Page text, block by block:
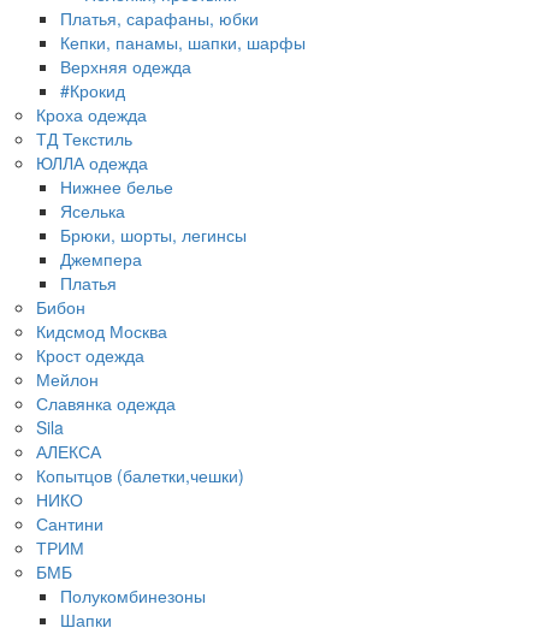
Платья, сарафаны, юбки
Кепки, панамы, шапки, шарфы
Верхняя одежда
#Крокид
Кроха одежда
ТД Текстиль
ЮЛЛА одежда
Нижнее белье
Яселька
Брюки, шорты, легинсы
Джемпера
Платья
Бибон
Кидсмод Москва
Крост одежда
Мейлон
Славянка одежда
Sila
АЛЕКСА
Копытцов (балетки,чешки)
НИКО
Сантини
ТРИМ
БМБ
Полукомбинезоны
Шапки